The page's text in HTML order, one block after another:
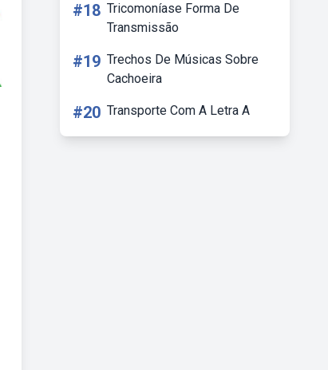
#18 Tricomoníase Forma De
Transmissão
#19 Trechos De Músicas Sobre
Cachoeira
#20 Transporte Com A Letra A